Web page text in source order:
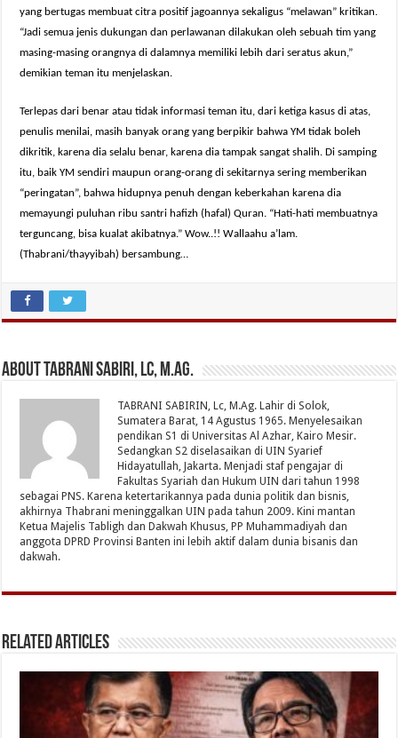
yang bertugas membuat citra positif jagoannya sekaligus “melawan” kritikan.
“Jadi semua jenis dukungan dan perlawanan dilakukan oleh sebuah tim yang
masing-masing orangnya di dalamnya memiliki lebih dari seratus akun,”
demikian teman itu menjelaskan.
Terlepas dari benar atau tidak informasi teman itu, dari ketiga kasus di atas,
penulis menilai, masih banyak orang yang berpikir bahwa YM tidak boleh
dikritik, karena dia selalu benar, karena dia tampak sangat shalih. Di samping
itu, baik YM sendiri maupun orang-orang di sekitarnya sering memberikan
“peringatan”, bahwa hidupnya penuh dengan keberkahan karena dia
memayungi puluhan ribu santri hafizh (hafal) Quran. “Hati-hati membuatnya
terguncang, bisa kualat akibatnya.” Wow..!! Wallaahu a’lam.
(Thabrani/thayyibah) bersambung…
About Tabrani Sabiri, Lc, M.Ag.
TABRANI SABIRIN, Lc, M.Ag. Lahir di Solok,
Sumatera Barat, 14 Agustus 1965. Menyelesaikan
pendikan S1 di Universitas Al Azhar, Kairo Mesir.
Sedangkan S2 diselasaikan di UIN Syarief
Hidayatullah, Jakarta. Menjadi staf pengajar di
Fakultas Syariah dan Hukum UIN dari tahun 1998
sebagai PNS. Karena ketertarikannya pada dunia politik dan bisnis,
akhirnya Thabrani meninggalkan UIN pada tahun 2009. Kini mantan
Ketua Majelis Tabligh dan Dakwah Khusus, PP Muhammadiyah dan
anggota DPRD Provinsi Banten ini lebih aktif dalam dunia bisanis dan
dakwah.
Related Articles